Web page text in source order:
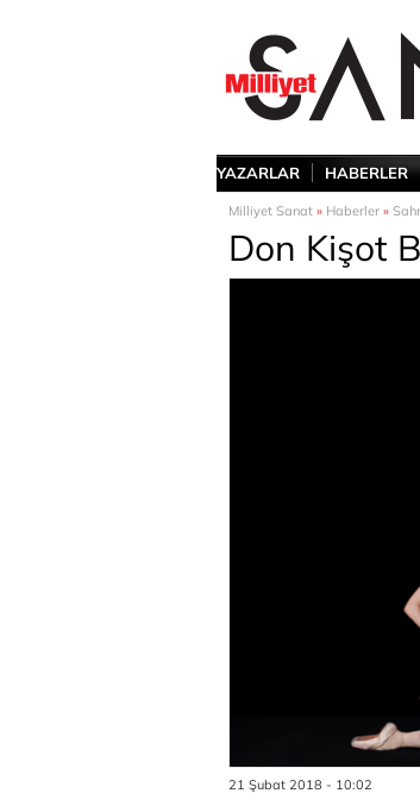
YAZARLAR HABERLER
Milliyet Sanat » Haberler »
Don Kişot
21 Şubat 2018 - 10:02